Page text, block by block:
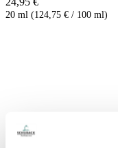
20 ml (124,75 € / 100 ml)